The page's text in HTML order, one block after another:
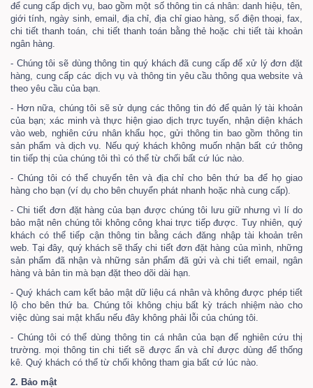
để cung cấp dịch vụ, bao gồm một số thông tin cá nhân: danh hiệu, tên,
giới tính, ngày sinh, email, địa chỉ, địa chỉ giao hàng, số điện thoại, fax,
chi tiết thanh toán, chi tiết thanh toán bằng thẻ hoặc chi tiết tài khoản
ngân hàng.
- Chúng tôi sẽ dùng thông tin quý khách đã cung cấp để xử lý đơn đặt
hàng, cung cấp các dịch vụ và thông tin yêu cầu thông qua website và
theo yêu cầu của bạn.
- Hơn nữa, chúng tôi sẽ sử dụng các thông tin đó để quản lý tài khoản
của bạn; xác minh và thực hiện giao dịch trực tuyến, nhận diện khách
vào web, nghiên cứu nhân khẩu học, gửi thông tin bao gồm thông tin
sản phẩm và dịch vụ. Nếu quý khách không muốn nhận bất cứ thông
tin tiếp thị của chúng tôi thì có thể từ chối bất cứ lúc nào.
- Chúng tôi có thể chuyển tên và địa chỉ cho bên thứ ba để họ giao
hàng cho bạn (ví dụ cho bên chuyển phát nhanh hoặc nhà cung cấp).
- Chi tiết đơn đặt hàng của bạn được chúng tôi lưu giữ nhưng vì lí do
bảo mật nên chúng tôi không công khai trực tiếp được. Tuy nhiên, quý
khách có thể tiếp cận thông tin bằng cách đăng nhập tài khoản trên
web. Tại đây, quý khách sẽ thấy chi tiết đơn đặt hàng của mình, những
sản phẩm đã nhận và những sản phẩm đã gửi và chi tiết email, ngân
hàng và bản tin mà bạn đặt theo dõi dài hạn.
- Quý khách cam kết bảo mật dữ liệu cá nhân và không được phép tiết
lộ cho bên thứ ba. Chúng tôi không chịu bất kỳ trách nhiệm nào cho
việc dùng sai mật khẩu nếu đây không phải lỗi của chúng tôi.
- Chúng tôi có thể dùng thông tin cá nhân của bạn để nghiên cứu thị
trường. mọi thông tin chi tiết sẽ được ẩn và chỉ được dùng để thống
kê. Quý khách có thể từ chối không tham gia bất cứ lúc nào.
2. Bảo mật